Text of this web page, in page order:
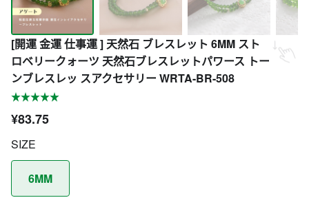
[開運 金運 仕事運 ] 天然石 ブレスレット 6MM スト
ロベリークォーツ 天然石ブレスレットパワース トー
ンブレスレッ スアクセサリー WRTA-BR-508
¥83.75
SIZE
6MM